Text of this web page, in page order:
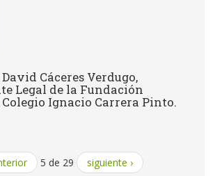
Cáceres Verdugo,
Legal de la Fundación
Ignacio Carrera Pinto.
5 de 29 siguiente ›